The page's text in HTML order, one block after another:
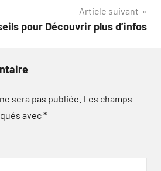
Article suivant
pour Découvrir plus d’infos
sera pas publiée. Les champs
avec*